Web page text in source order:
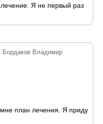
Я не первый раз
Владимир
план лечения. Я приду